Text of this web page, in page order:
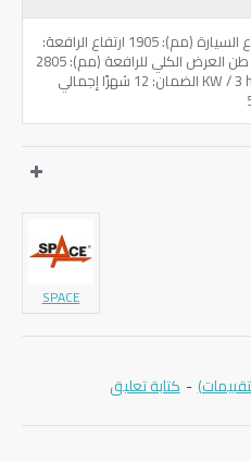
الأصل: إيطالي ارتفاع السيارة (مم): 1905 ارتفاع الرافعة:
2614 الحمولة: 3.5 طن العرض الكلي للرافعة (مم): 2805
فولت 380/3 KW / 3 hp 2.6 الضمان: 12 شهرًا إجمالي
SPACE
- كتابة تعليق